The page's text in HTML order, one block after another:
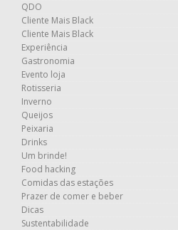
QDO
Cliente Mais Black
Cliente Mais Black
Experiência
Gastronomia
Evento loja
Rotisseria
Inverno
Queijos
Peixaria
Drinks
Um brinde!
Food hacking
Comidas das estações
Prazer de comer e beber
Dicas
Sustentabilidade